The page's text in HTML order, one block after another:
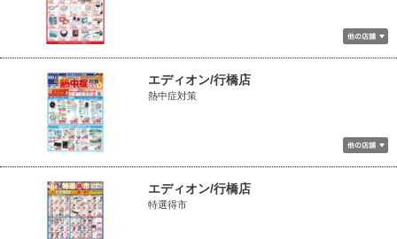
エディオン/行橋店
熱中症対策
エディオン/行橋店
特選得市